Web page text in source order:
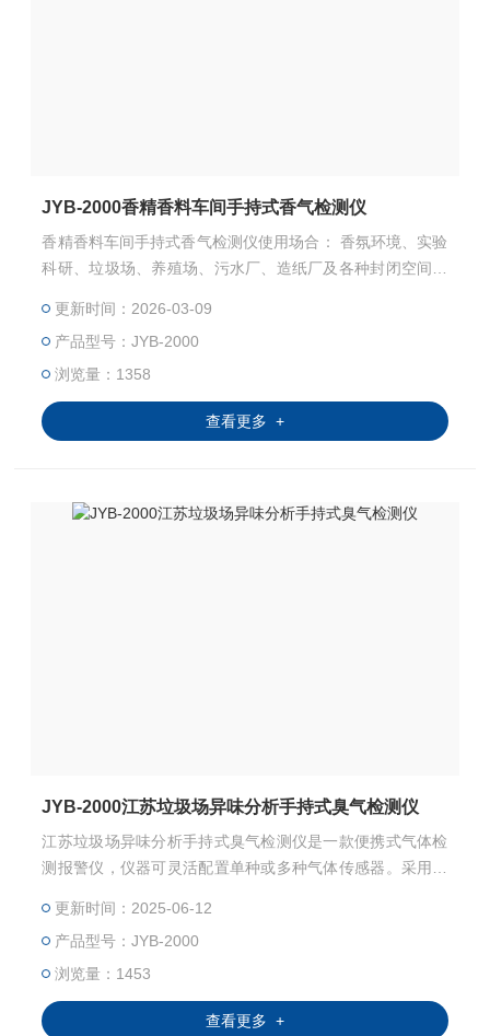
JYB-2000香精香料车间手持式香气检测仪
香精香料车间手持式香气检测仪使用场合： 香氛环境、实验
科研、垃圾场、养殖场、污水厂、造纸厂及各种封闭空间场
吸式检测气体浓度，采用进口电化学传感器（可燃气为催化
燃烧式），嵌入式微控制技术，中文菜单操作简单，功能齐
全，可靠性高，精度高。
更新时间：2026-03-09
产品型号：JYB-2000
浏览量：1358
查看更多 +
JYB-2000江苏垃圾场异味分析手持式臭气检测仪
江苏垃圾场异味分析手持式臭气检测仪是一款便携式气体检
测报警仪，仪器可灵活配置单种或多种气体传感器。采用进
术，中文菜单操作简单，功能齐全，可靠性高，精度高。
更新时间：2025-06-12
产品型号：JYB-2000
浏览量：1453
查看更多 +